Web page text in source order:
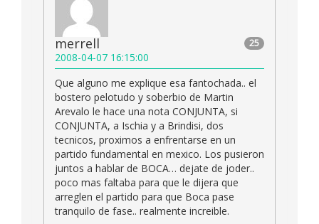
25
merrell
2008-04-07 16:15:00
Que alguno me explique esa fantochada.. el
bostero pelotudo y soberbio de Martin
Arevalo le hace una nota CONJUNTA, si
CONJUNTA, a Ischia y a Brindisi, dos
tecnicos, proximos a enfrentarse en un
partido fundamental en mexico. Los pusieron
juntos a hablar de BOCA… dejate de joder..
poco mas faltaba para que le dijera que
arreglen el partido para que Boca pase
tranquilo de fase.. realmente increible.